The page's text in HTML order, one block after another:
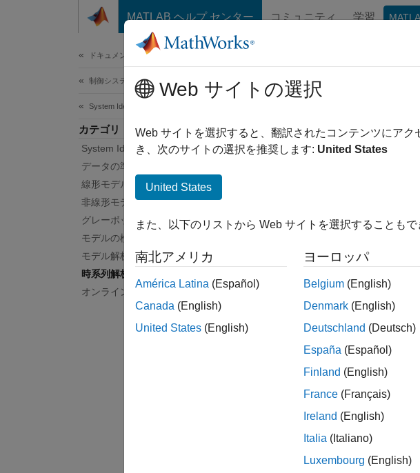
コンテンツへスキップ
MATLAB ヘルプ センター コミュニティ 学習
ドキュメンテーションのホーム
制御システム
System Identification Toolbox
カテゴリ
System Identification Toolbox 入門
データの準備
線形モデルの同定
非線形モデルの同定
グレーボックス モデルの推定
モデルの検証
モデル解析
時系列解析
オンライン推定
時系列解析
AR、ARMA、状態空間、グ
て、モデル出力を予想するこ
は 1 つ以上の測定
デルは信号モデルとも呼ば
またはコマンド ラインで同
成と推定が可能になります。
線形パラメトリック モ
非線形 ARX モデル —
グレーボックス モデル
パラメトリック時系列モデ
された時間領域データが必
ます。データは 1 つ以上の
詳細については、
時系列モデ
Web サイトの選択
Web サイトを選択すると、翻訳されたコンテンツにア
き、次のサイトの選択を推奨します: United States
United States
また、以下のリストから Web サイトを選択することもで
南北アメリカ
América Latina (Español)
Canada (English)
United States (English)
ヨーロッパ
Belgium (English)
Denmark (English)
Deutschland (Deutsch)
España (Español)
Finland (English)
France (Français)
Ireland (English)
Italia (Italiano)
Luxembourg (English)